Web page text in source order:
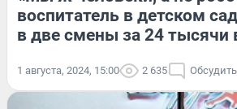
воспитатель в детском
в две смены за 24 тысячи
1 августа, 2024, 15:00 2 635 Обсудить